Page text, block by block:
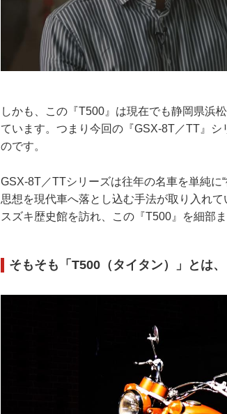
しかも、この『T500』は現在でも静岡県浜
ています。つまり今回の『GSX-8T／TT』
のです。
GSX-8T／TTシリーズは往年の名車を単純に
思想を現代車へ落とし込む手法が取り入れ
スズキ歴史館を訪れ、この『T500』を細部
そもそも「T500（タイタン）」とは